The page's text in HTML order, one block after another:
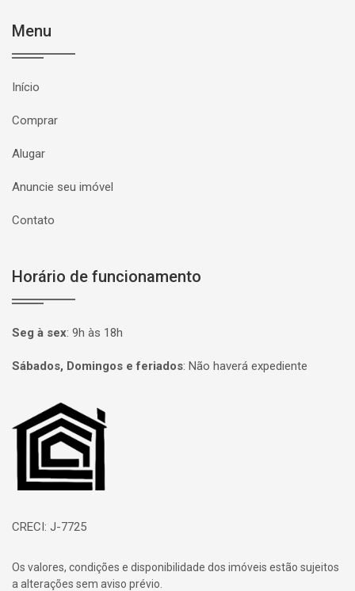
Menu
Início
Comprar
Alugar
Anuncie seu imóvel
Contato
Horário de funcionamento
Seg à sex: 9h às 18h
Sábados, Domingos e feriados: Não haverá expediente
Página inicial
CRECI: J-7725
Os valores, condições e disponibilidade dos imóveis estão sujeitos
a alterações sem aviso prévio.